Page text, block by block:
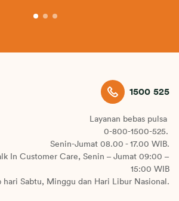
1500 525
Layanan bebas pulsa
0-800-1500-525.
Senin-Jumat 08.00 - 17.00 WIB.
In Customer Care, Senin – Jumat 09:00 –
15:00 WIB
hari Sabtu, Minggu dan Hari Libur Nasional.